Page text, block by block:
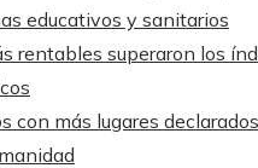
educativos y sanitarios
rentables superaron los
con más lugares declarados